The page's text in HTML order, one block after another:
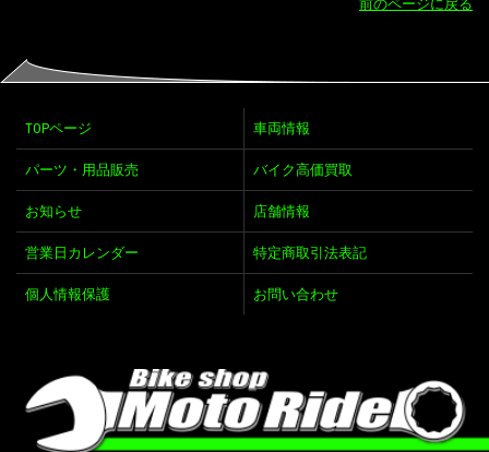
前のページに戻る
TOPページ 車両情報
パーツ・用品販売 バイク高価買取
お知らせ 店舗情報
営業日カレンダー 特定商取引法表記
個人情報保護 お問い合わせ